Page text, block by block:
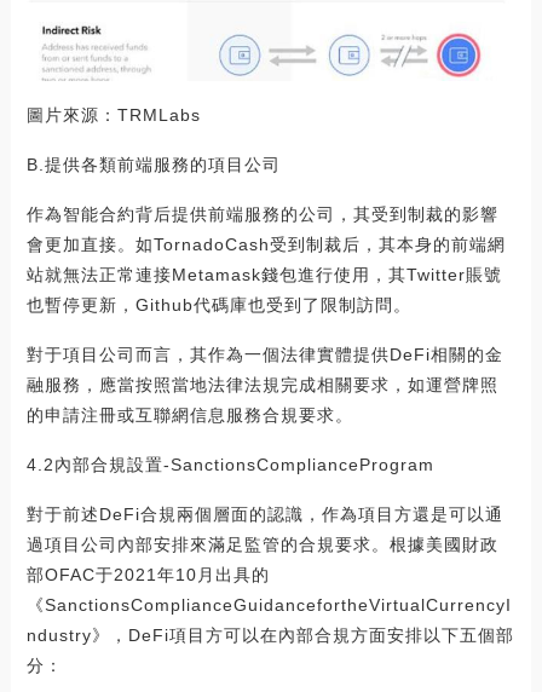
圖片來源：TRMLabs
B.提供各類前端服務的項目公司
作為智能合約背后提供前端服務的公司，其受到制裁的影響
會更加直接。如TornadoCash受到制裁后，其本身的前端網
站就無法正常連接Metamask錢包進行使用，其Twitter賬號
也暫停更新，Github代碼庫也受到了限制訪問。
對于項目公司而言，其作為一個法律實體提供DeFi相關的金
融服務，應當按照當地法律法規完成相關要求，如運營牌照
的申請注冊或互聯網信息服務合規要求。
4.2內部合規設置-SanctionsComplianceProgram
對于前述DeFi合規兩個層面的認識，作為項目方還是可以通
過項目公司內部安排來滿足監管的合規要求。根據美國財政
部OFAC于2021年10月出具的
《SanctionsComplianceGuidancefortheVirtualCurrencyI
ndustry》，DeFi項目方可以在內部合規方面安排以下五個部
分：